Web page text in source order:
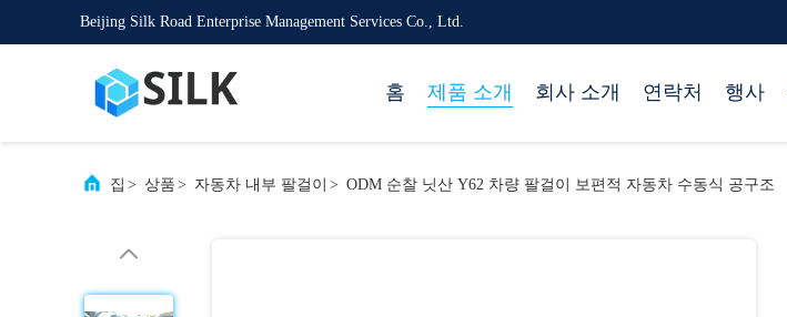
Beijing Silk Road Enterprise Management Services Co., Ltd.
홈 제품 소개 회사 소개 연락처 행사
집 > 상품 > 자동차 내부 팔걸이 > ODM 순찰 닛산 Y62 차량 팔걸이 보편적 자동차 수동식 공구조